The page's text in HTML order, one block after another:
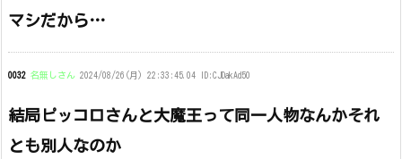
マシだから…
0032 名無しさん 2024/08/26(月) 22:33:45.04 ID:CJDakAd50
結局ピッコロさんと大魔王って同一人物なんかそれ
とも別人なのか